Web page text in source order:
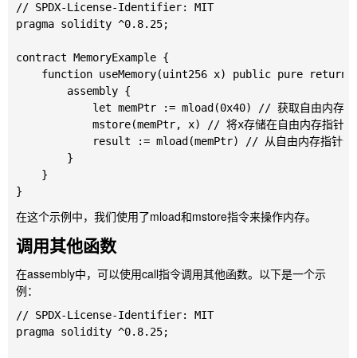
// SPDX-License-Identifier: MIT
pragma solidity ^0.8.25;
contract MemoryExample {
function useMemory(uint256 x) public pure
        assembly {
let memPtr := mload(0x40) // 获取自由内存指
mstore(memPtr, x) // 将x存储在自由内存指针位
result := mload(memPtr) // 从自由内存指针位
        }
    }
在这个示例中，我们使用了mload和mstore指令来操作内存。
调用其他函数
在assembly中，可以使用call指令调用其他函数。以下是一个示
例：
// SPDX-License-Identifier: MIT
pragma solidity ^0.8.25;